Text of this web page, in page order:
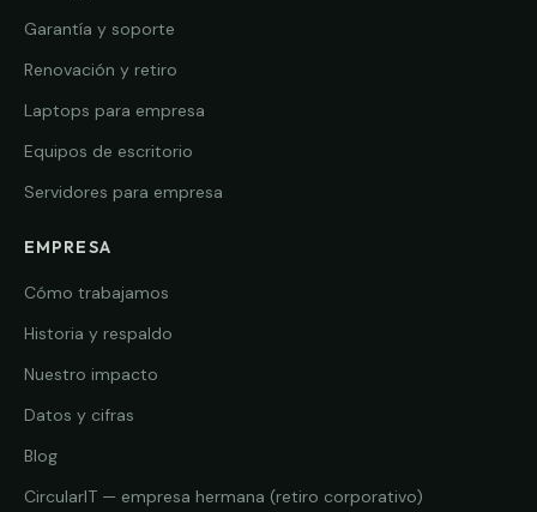
Garantía y soporte
Renovación y retiro
Laptops para empresa
Equipos de escritorio
Servidores para empresa
EMPRESA
Cómo trabajamos
Historia y respaldo
Nuestro impacto
Datos y cifras
Blog
CircularIT — empresa hermana (retiro corporativo)